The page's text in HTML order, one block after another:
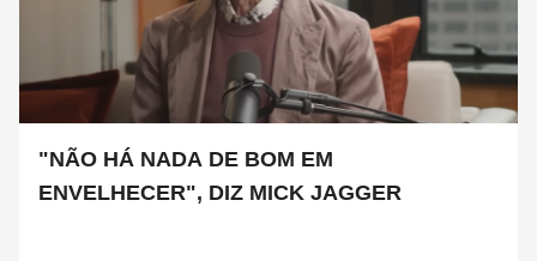
"NÃO HÁ NADA DE BOM EM
ENVELHECER", DIZ MICK JAGGER